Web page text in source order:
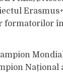
formatorilor
Național